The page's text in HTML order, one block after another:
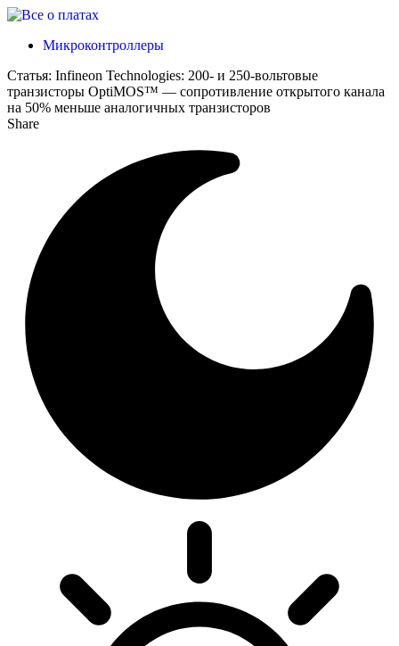
Микроконтроллеры
Статья: Infineon Technologies: 200- и 250-вольтовые
транзисторы OptiMOS™ — сопротивление открытого канала
на 50% меньше аналогичных транзисторов
Share